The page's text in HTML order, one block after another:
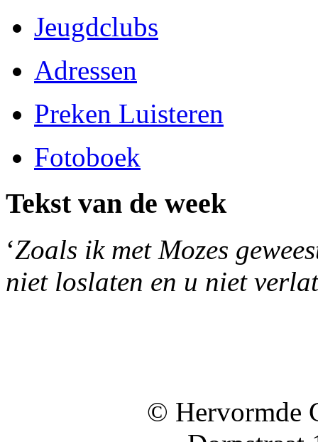
Jeugdclubs
Adressen
Preken Luisteren
Fotoboek
Tekst van de week
‘Zoals ik met Mozes
niet loslaten en u niet
© Hervormde